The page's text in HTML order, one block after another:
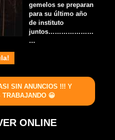
gemelos se preparan
para su último año
de instituto
juntos…………………
…
SIN ANUNCIOS !!! Y
TRABAJANDO 😀
ONLINE